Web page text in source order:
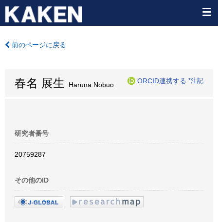
前のページに戻る
春名 展生 Haruna Nobuo
ORCID連携する *注記
研究者番号
20759287
その他のID